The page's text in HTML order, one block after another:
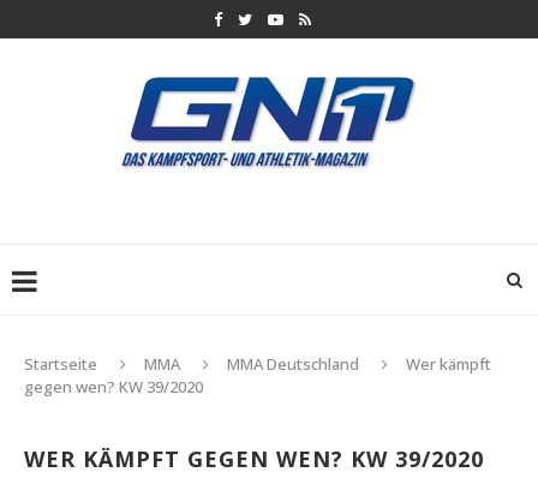
Startseite MMA MMA Deutschland
Wer kämpft
gegen wen? KW 39/2020
WER KÄMPFT GEGEN WEN? KW 39/2020